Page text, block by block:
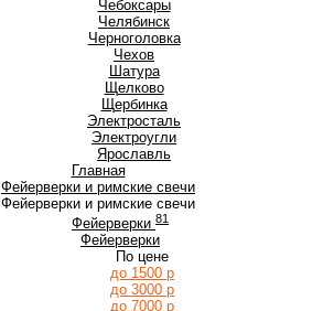
Чебоксары
Челябинск
Черноголовка
Чехов
Шатура
Щелково
Щербинка
Электросталь
Электроугли
Ярославль
Главная
Фейерверки и римские свечи
Фейерверки и римские свечи
Фейерверки 81
Фейерверки
По цене
до 1500 р
до 3000 р
до 7000 р